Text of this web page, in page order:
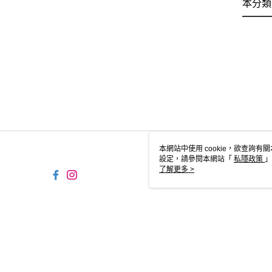
本分
本網站中使用 cookie，欲查詢有
設定，請參閱本網站「 私隱政策
用 cookie。
了解更多 >